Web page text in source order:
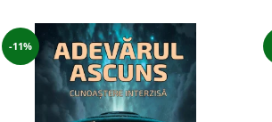
-11%